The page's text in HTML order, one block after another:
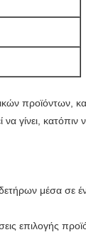
προϊόντων,
γίνει,
μέσα σε
επιλογής